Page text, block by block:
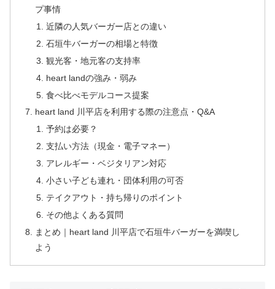
プ事情
近隣の人気バーガー店との違い
石垣牛バーガーの相場と特徴
観光客・地元客の支持率
heart landの強み・弱み
食べ比べモデルコース提案
heart land 川平店を利用する際の注意点・Q&A
予約は必要？
支払い方法（現金・電子マネー）
アレルギー・ベジタリアン対応
小さい子ども連れ・団体利用の可否
テイクアウト・持ち帰りのポイント
その他よくある質問
まとめ｜heart land 川平店で石垣牛バーガーを満喫し
よう